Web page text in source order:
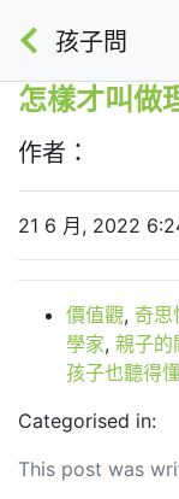
孩子問
怎樣才叫做
作者：
21 6 月, 2022
價值觀, 奇思
學家, 親子的
孩子也聽得
Categorised in:
This post was